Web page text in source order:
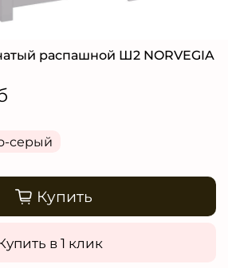
распашной Ш2 NORVEGIA
серый
Купить
в 1 клик